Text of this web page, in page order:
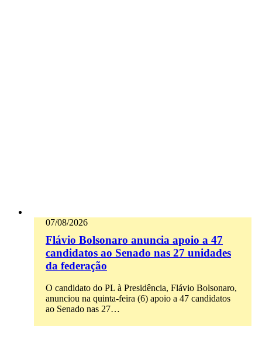
07/08/2026
Flávio Bolsonaro anuncia apoio a 47
candidatos ao Senado nas 27 unidades
da federação
O candidato do PL à Presidência, Flávio Bolsonaro,
anunciou na quinta-feira (6) apoio a 47 candidatos
ao Senado nas 27…